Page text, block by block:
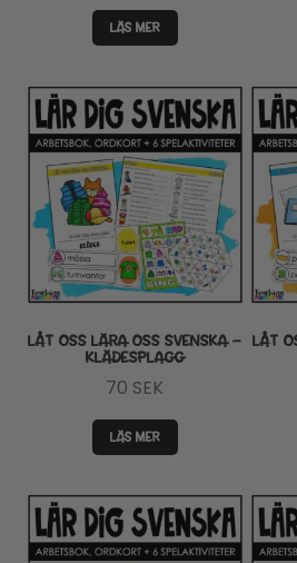
LÄS MER
LÅT OSS LÄRA OSS SVENSKA –
KLÄDESPLAGG
70 SEK
LÄS MER
LÅT